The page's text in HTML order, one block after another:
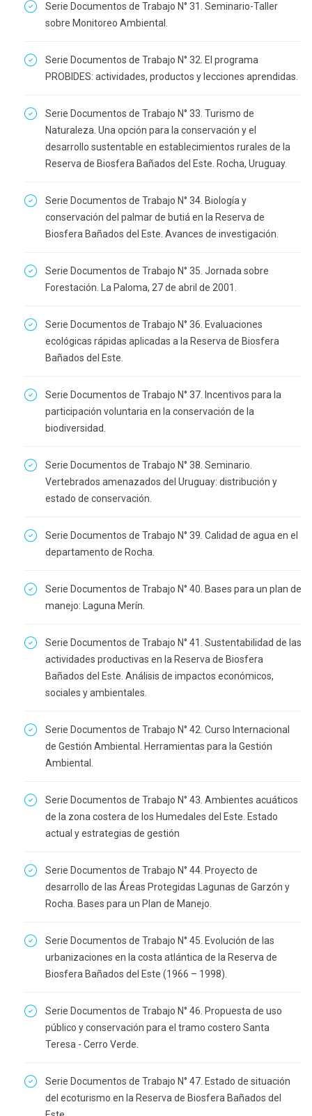
Serie Documentos de Trabajo N° 31. Seminario-Taller
sobre Monitoreo Ambiental.
Serie Documentos de Trabajo N° 32. El programa
PROBIDES: actividades, productos y lecciones aprendidas.
Serie Documentos de Trabajo N° 33. Turismo de
Naturaleza. Una opción para la conservación y el
desarrollo sustentable en establecimientos rurales de la
Reserva de Biosfera Bañados del Este. Rocha, Uruguay.
Serie Documentos de Trabajo N° 34. Biología y
conservación del palmar de butiá en la Reserva de
Biosfera Bañados del Este. Avances de investigación.
Serie Documentos de Trabajo N° 35. Jornada sobre
Forestación. La Paloma, 27 de abril de 2001.
Serie Documentos de Trabajo N° 36. Evaluaciones
ecológicas rápidas aplicadas a la Reserva de Biosfera
Bañados del Este.
Serie Documentos de Trabajo N° 37. Incentivos para la
participación voluntaria en la conservación de la
biodiversidad.
Serie Documentos de Trabajo N° 38. Seminario.
Vertebrados amenazados del Uruguay: distribución y
estado de conservación.
Serie Documentos de Trabajo N° 39. Calidad de agua en el
departamento de Rocha.
Serie Documentos de Trabajo N° 40. Bases para un plan de
manejo: Laguna Merín.
Serie Documentos de Trabajo N° 41. Sustentabilidad de las
actividades productivas en la Reserva de Biosfera
Bañados del Este. Análisis de impactos económicos,
sociales y ambientales.
Serie Documentos de Trabajo N° 42. Curso Internacional
de Gestión Ambiental. Herramientas para la Gestión
Ambiental.
Serie Documentos de Trabajo N° 43. Ambientes acuáticos
de la zona costera de los Humedales del Este. Estado
actual y estrategias de gestión
Serie Documentos de Trabajo N° 44. Proyecto de
desarrollo de las Áreas Protegidas Lagunas de Garzón y
Rocha. Bases para un Plan de Manejo.
Serie Documentos de Trabajo N° 45. Evolución de las
urbanizaciones en la costa atlántica de la Reserva de
Biosfera Bañados del Este (1966 – 1998).
Serie Documentos de Trabajo N° 46. Propuesta de uso
público y conservación para el tramo costero Santa
Teresa - Cerro Verde.
Serie Documentos de Trabajo N° 47. Estado de situación
del ecoturismo en la Reserva de Biosfera Bañados del